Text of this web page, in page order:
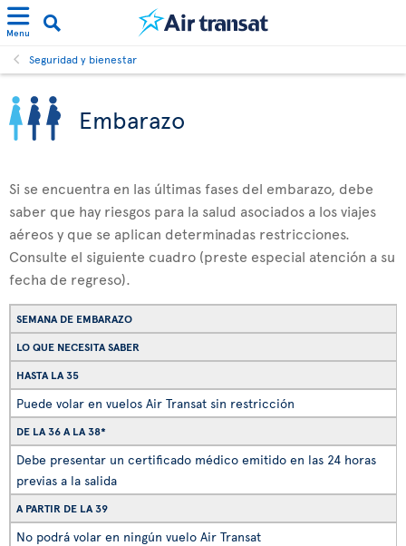
Menu
Seguridad y bienestar
Embarazo
Si se encuentra en las últimas fases del embarazo, debe
saber que hay riesgos para la salud asociados a los viajes
aéreos y que se aplican determinadas restricciones.
Consulte el siguiente cuadro (preste especial atención a su
fecha de regreso).
SEMANA DE EMBARAZO
LO QUE NECESITA SABER
HASTA LA 35
Puede volar en vuelos Air Transat sin restricción
DE LA 36 A LA 38*
Debe presentar un certificado médico emitido en las 24 horas
previas a la salida
A PARTIR DE LA 39
No podrá volar en ningún vuelo Air Transat